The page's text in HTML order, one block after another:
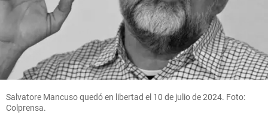
Medellín
Así es el plan
para que La
Escombrera
de la Comuna
13 de
Salvatore Mancuso quedó en libertad el 10 de julio de 2024. Foto:
Colprensa.